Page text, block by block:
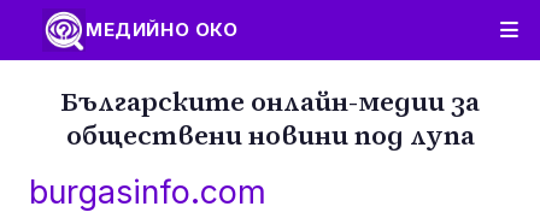
МЕДИЙНО ОКО
Българските онлайн-медии за
обществени новини под лупа
burgasinfo.com